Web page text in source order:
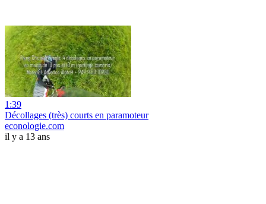
1:39
Décollages (très) courts en paramoteur
econologie.com
il y a 13 ans